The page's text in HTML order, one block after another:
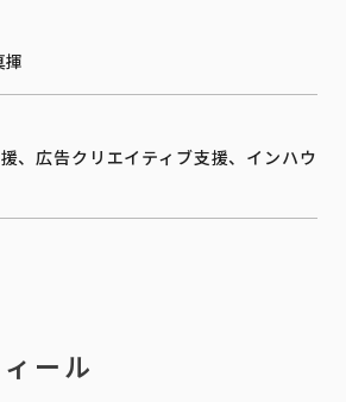
、広告クリエイティブ支援、インハウ
ール